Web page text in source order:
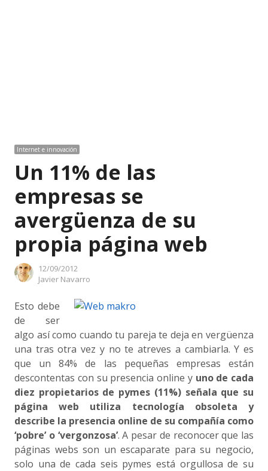
Internet e innovación
Un 11% de las
empresas se
avergüenza de su
propia página web
12/09/2012
Author
Javier Navarro
Esto debe
de ser
algo así como cuando tu pareja te deja en vergüenza
una tras otra vez y no te atreves a cambiarla. Y es
que un 84% de las pequeñas empresas están
descontentas con su presencia online y uno de cada
diez propietarios de pymes (11%) señala que su
página web utiliza tecnología obsoleta y
describe la presencia online de su compañía como
‘pobre’ o ‘vergonzosa’. A pesar de reconocer que las
páginas webs son un escaparate para su negocio,
solo una de cada seis pymes está orgullosa de su